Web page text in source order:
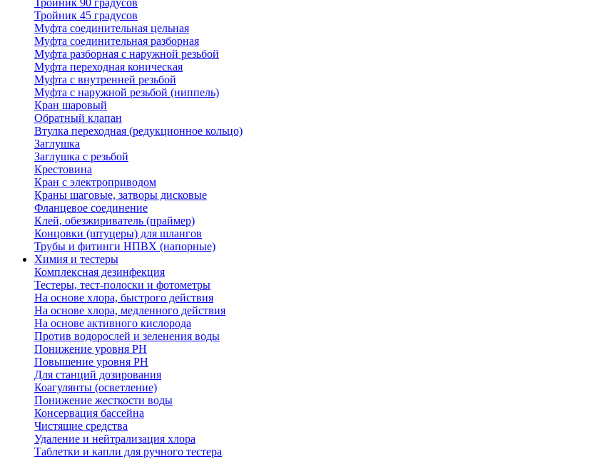
Тройник 90 градусов
Тройник 45 градусов
Муфта соединительная цельная
Муфта соединительная разборная
Муфта разборная с наружной резьбой
Муфта переходная коническая
Муфта с внутренней резьбой
Муфта с наружной резьбой (ниппель)
Кран шаровый
Обратный клапан
Втулка переходная (редукционное кольцо)
Заглушка
Заглушка с резьбой
Крестовина
Кран с электроприводом
Краны шаговые, затворы дисковые
Фланцевое соединение
Клей, обезжириватель (праймер)
Концовки (штуцеры) для шлангов
Трубы и фитинги НПВХ (напорные)
Химия и тестеры
Комплексная дезинфекция
Тестеры, тест-полоски и фотометры
На основе хлора, быстрого действия
На основе хлора, медленного действия
На основе активного кислорода
Против водорослей и зеленения воды
Понижение уровня РН
Повышение уровня РН
Для станций дозирования
Коагулянты (осветление)
Понижение жесткости воды
Консервация бассейна
Чистящие средства
Удаление и нейтрализация хлора
Таблетки и капли для ручного тестера